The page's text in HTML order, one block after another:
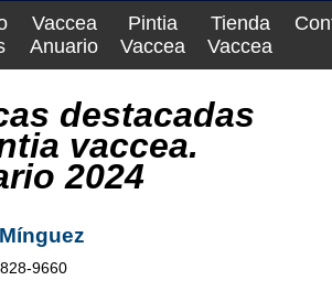
Vaccea
Anuario
Pintia
Vaccea
Tienda
Vaccea
destacadas
vaccea.
2024
9660